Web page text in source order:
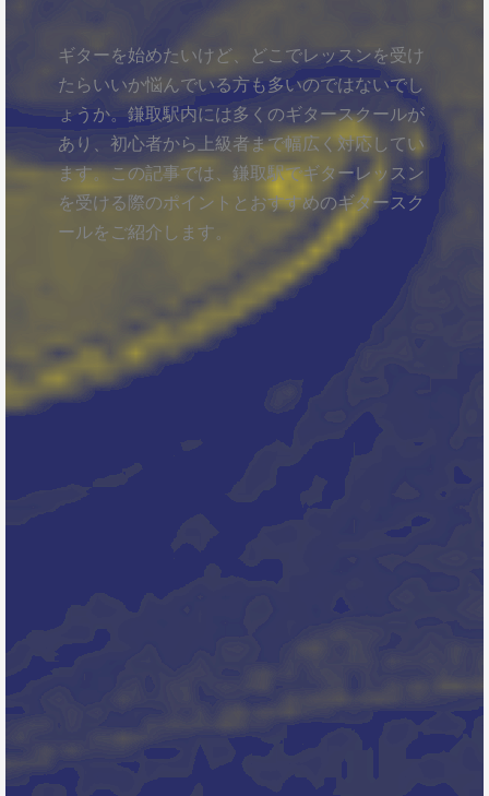
ギターを始めたいけど、どこでレッスンを受け
たらいいか悩んでいる方も多いのではないでし
ょうか。鎌取駅内には多くのギタースクールが
あり、初心者から上級者まで幅広く対応してい
ます。この記事では、鎌取駅でギターレッスン
を受ける際のポイントとおすすめのギタースク
ールをご紹介します。